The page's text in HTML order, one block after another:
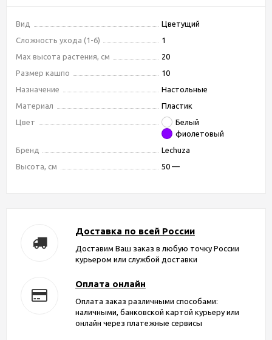
Вид
Цветущий
Сложность ухода (1-6)
1
Max высота растения, см
20
Размер кашпо
10
Назначение
Настольные
Материал
Пластик
Цвет
Белый
фиолетовый
Бренд
Lechuza
Высота, см
50 —
Доставка по всей России
Доставим Ваш заказ в любую точку России
курьером или службой доставки
Оплата онлайн
Оплата заказ различными способами:
наличными, банковской картой курьеру или
онлайн через платежные сервисы